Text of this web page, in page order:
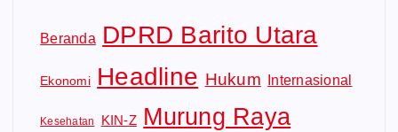
Beranda DPRD Barito Utara
Ekonomi Headline Hukum Internasional
Kesehatan KIN-Z Murung Raya